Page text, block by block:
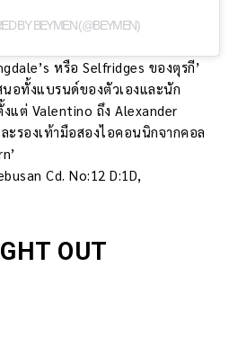
BY BEYMEN (@BEYMEN)
หรือ Selfridges ของตุรกี’
อทั้งแบรนด์ของตัวเองและนัก
แต่ Valentino ถึง Alexander
ะรองเท้ามือสองไอคอนนิกจากคอล
Cd. No:12 D:1D,
OUT